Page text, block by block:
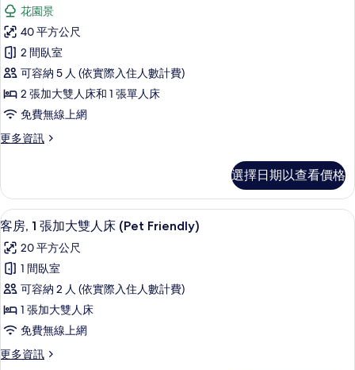
床
(Not
Pet
Friendly)
的
所
相
特
大
雙
人
床
(Not
Pet
Friendly)
詳
家
庭
客
房,
2
間
臥
的
所
有
相
片
花園景
40 平方公尺
2 間臥室
可容納 5 人 (依實際入住人數計費)
2 張加大雙人床和 1 張單人床
免費無線上網
更多資訊
更
客
房,
2
臥
室
的
詳
情
選擇日期以查看價格
顯
示
客
房,
1
張
加
大
客房, 1 張加大雙人床 (Pet Friendly) |
11
客房, 1 張加大雙人床 (Pet Friendly)
20 平方公尺
1 間臥室
可容納 2 人 (依實際入住人數計費)
1 張加大雙人床
免費無線上網
更多資訊
更